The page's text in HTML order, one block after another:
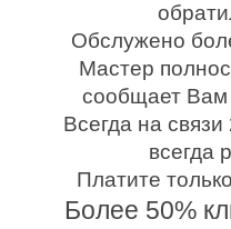
Обслужено
Мастер
сообщает Вам
Всегда на
всегда
Платите
Более 50%